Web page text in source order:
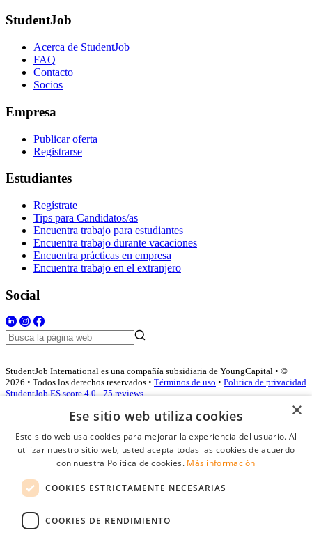
StudentJob
Acerca de StudentJob
FAQ
Contacto
Socios
Empresa
Publicar oferta
Registrarse
Estudiantes
Regístrate
Tips para Candidatos/as
Encuentra trabajo para estudiantes
Encuentra trabajo durante vacaciones
Encuentra prácticas en empresa
Encuentra trabajo en el extranjero
Social
StudentJob International es una compañía subsidiaria de YoungCapital • ©
2026 • Todos los derechos reservados • Términos de uso • Politica de privacidad
StudentJob ES score 4.0 - 75 reviews
Acceso empresas
Contraseña
Recordarme
×
Ese sitio web utiliza cookies
Este sitio web usa cookies para mejorar la experiencia del usuario. Al
utilizar nuestro sitio web, usted acepta todas las cookies de acuerdo
con nuestra Política de cookies. Más información
COOKIES ESTRICTAMENTE NECESARIAS
COOKIES DE RENDIMIENTO